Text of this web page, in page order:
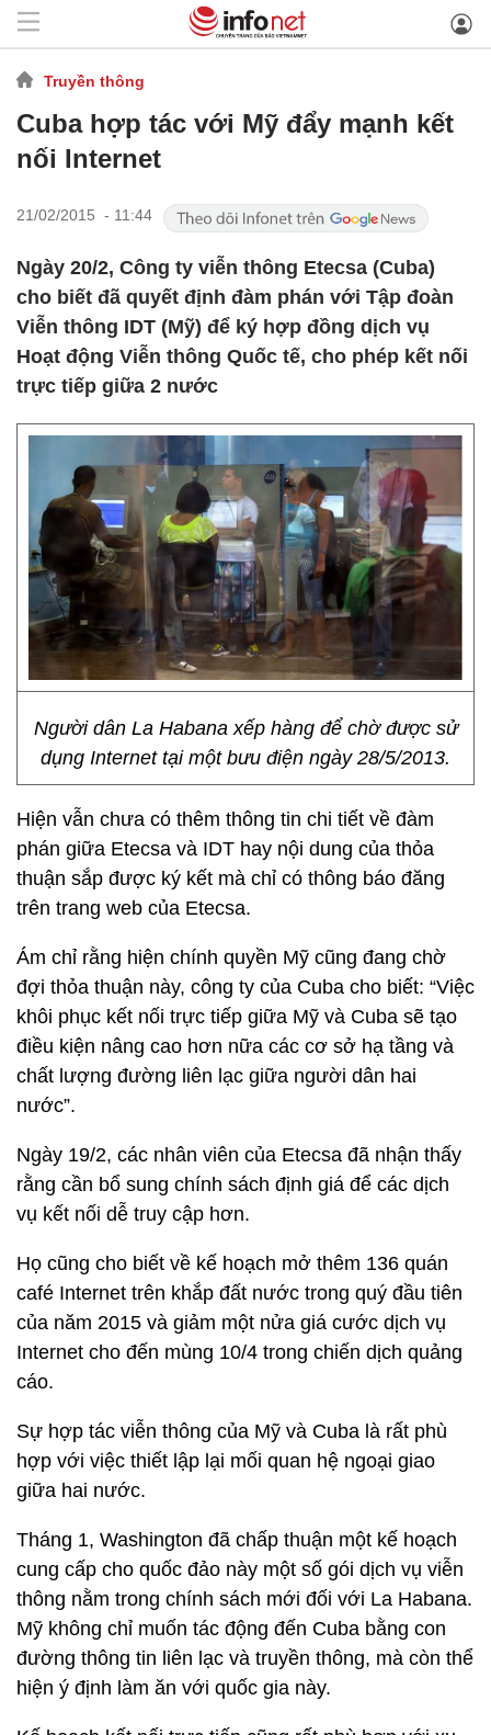
Truyền thông
Cuba hợp tác với Mỹ đẩy mạnh kết
nối Internet
21/02/2015 - 11:44
Ngày 20/2, Công ty viễn thông Etecsa (Cuba)
cho biết đã quyết định đàm phán với Tập đoàn
Viễn thông IDT (Mỹ) để ký hợp đồng dịch vụ
Hoạt động Viễn thông Quốc tế, cho phép kết nối
trực tiếp giữa 2 nước
Người dân La Habana xếp hàng để chờ được sử
dụng Internet tại một bưu điện ngày 28/5/2013.
Hiện vẫn chưa có thêm thông tin chi tiết về đàm
phán giữa Etecsa và IDT hay nội dung của thỏa
thuận sắp được ký kết mà chỉ có thông báo đăng
trên trang web của Etecsa.
Ám chỉ rằng hiện chính quyền Mỹ cũng đang chờ
đợi thỏa thuận này, công ty của Cuba cho biết: “Việc
khôi phục kết nối trực tiếp giữa Mỹ và Cuba sẽ tạo
điều kiện nâng cao hơn nữa các cơ sở hạ tầng và
chất lượng đường liên lạc giữa người dân hai
nước”.
Ngày 19/2, các nhân viên của Etecsa đã nhận thấy
rằng cần bổ sung chính sách định giá để các dịch
vụ kết nối dễ truy cập hơn.
Họ cũng cho biết về kế hoạch mở thêm 136 quán
café Internet trên khắp đất nước trong quý đầu tiên
của năm 2015 và giảm một nửa giá cước dịch vụ
Internet cho đến mùng 10/4 trong chiến dịch quảng
cáo.
Sự hợp tác viễn thông của Mỹ và Cuba là rất phù
hợp với việc thiết lập lại mối quan hệ ngoại giao
giữa hai nước.
Tháng 1, Washington đã chấp thuận một kế hoạch
cung cấp cho quốc đảo này một số gói dịch vụ viễn
thông nằm trong chính sách mới đối với La Habana.
Mỹ không chỉ muốn tác động đến Cuba bằng con
đường thông tin liên lạc và truyền thông, mà còn thể
hiện ý định làm ăn với quốc gia này.